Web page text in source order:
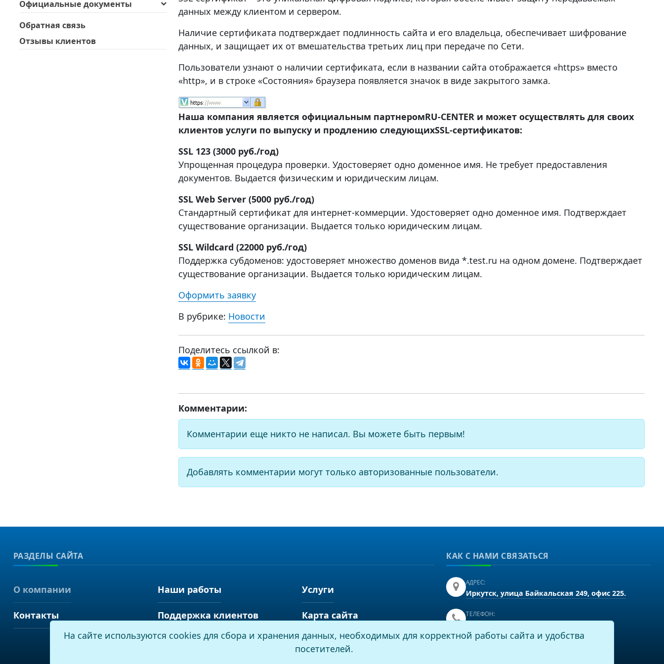
данных между клиентом и сервером.
Наличие сертификата подтверждает подлинность сайта и его владельца, обеспечивает шифрование
данных, и защищает их от вмешательства третьих лиц при передаче по Сети.
Пользователи узнают о наличии сертификата, если в названии сайта отображается «https» вместо
«http», и в строке «Состояния» браузера появляется значок в виде закрытого замка.
Наша компания является официальным партнеромRU-CENTER и может осуществлять для своих
клиентов услуги по выпуску и продлению следующихSSL-сертификатов:
SSL 123 (3000 руб./год)
Упрощенная процедура проверки. Удостоверяет одно доменное имя. Не требует предоставления
документов. Выдается физическим и юридическим лицам.
SSL Web Server (5000 руб./год)
Стандартный сертификат для интернет-коммерции. Удостоверяет одно доменное имя. Подтверждает
существование организации. Выдается только юридическим лицам.
SSL Wildcard (22000 руб./год)
Поддержка субдоменов: удостоверяет множество доменов вида *.test.ru на одном домене. Подтверждает
существование организации. Выдается только юридическим лицам.
Оформить заявку
В рубрике: Новости
Поделитесь ссылкой в:
Комментарии:
Комментарии еще никто не написал. Вы можете быть первым!
Добавлять комментарии могут только авторизованные пользователи.
Официальные документы
Обратная связь
Отзывы клиентов
РАЗДЕЛЫ САЙТА
О компании Наши работы Услуги
Контакты Поддержка клиентов Карта сайта
КАК С НАМИ СВЯЗАТЬСЯ
АДРЕС:
Иркутск, улица Байкальская 249, офис 225.
ТЕЛЕФОН:
На сайте используются cookies для сбора и хранения данных, необходимых для корректной работы сайта и удобства
посетителей.